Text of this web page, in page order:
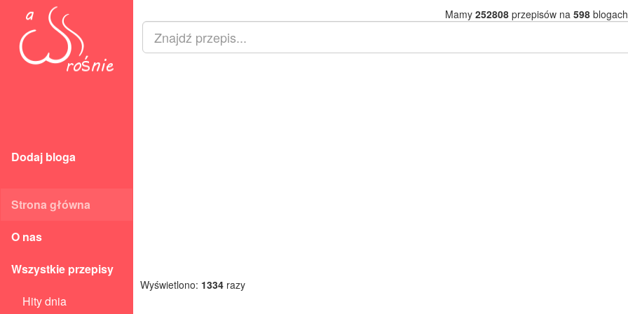
Dodaj bloga
Strona główna
O nas
Wszystkie przepisy
Hity dnia
Mamy 252808przepisów na 598
Wyświetlono: 1334 razy